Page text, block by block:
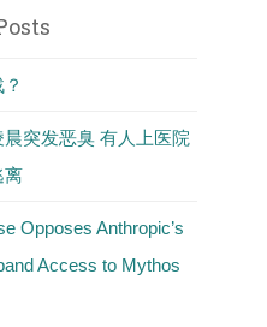
晨突发恶臭 有人上医院
离
Opposes Anthropic’s
Access to Mythos